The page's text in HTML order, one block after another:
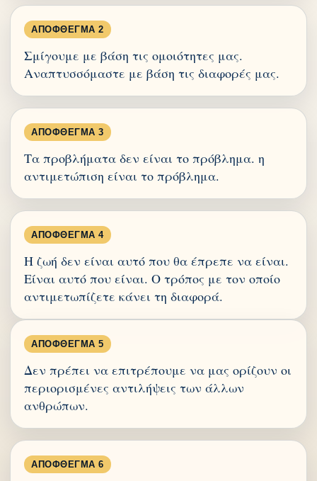
ΑΠΌΦΘΕΓΜΑ 2
Σμίγουμε με βάση τις ομοιότητες μας.
Αναπτυσσόμαστε με βάση τις διαφορές μας.
ΑΠΌΦΘΕΓΜΑ 3
Τα προβλήματα δεν είναι το πρόβλημα. η
αντιμετώπιση είναι το πρόβλημα.
ΑΠΌΦΘΕΓΜΑ 4
Η ζωή δεν είναι αυτό που θα έπρεπε να είναι.
Είναι αυτό που είναι. Ο τρόπος με τον οποίο
αντιμετωπίζετε κάνει τη διαφορά.
ΑΠΌΦΘΕΓΜΑ 5
Δεν πρέπει να επιτρέπουμε να μας ορίζουν οι
περιορισμένες αντιλήψεις των άλλων
ανθρώπων.
ΑΠΌΦΘΕΓΜΑ 6